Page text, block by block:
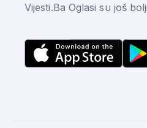
Vijesti.Ba Oglasi su još